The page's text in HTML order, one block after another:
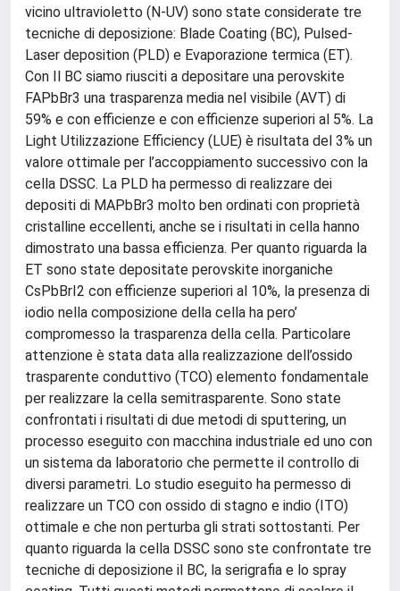
vicino ultravioletto (N-UV) sono state considerate tre
tecniche di deposizione: Blade Coating (BC), Pulsed-
Laser deposition (PLD) e Evaporazione termica (ET).
Con Il BC siamo riusciti a depositare una perovskite
FAPbBr3 una trasparenza media nel visibile (AVT) di
59% e con efficienze e con efficienze superiori al 5%. La
Light Utilizzazione Efficiency (LUE) è risultata del 3% un
valore ottimale per l’accoppiamento successivo con la
cella DSSC. La PLD ha permesso di realizzare dei
depositi di MAPbBr3 molto ben ordinati con proprietà
cristalline eccellenti, anche se i risultati in cella hanno
dimostrato una bassa efficienza. Per quanto riguarda la
ET sono state depositate perovskite inorganiche
CsPbBrI2 con efficienze superiori al 10%, la presenza di
iodio nella composizione della cella ha pero’
compromesso la trasparenza della cella. Particolare
attenzione è stata data alla realizzazione dell’ossido
trasparente conduttivo (TCO) elemento fondamentale
per realizzare la cella semitrasparente. Sono state
confrontati i risultati di due metodi di sputtering, un
processo eseguito con macchina industriale ed uno con
un sistema da laboratorio che permette il controllo di
diversi parametri. Lo studio eseguito ha permesso di
realizzare un TCO con ossido di stagno e indio (ITO)
ottimale e che non perturba gli strati sottostanti. Per
quanto riguarda la cella DSSC sono ste confrontate tre
tecniche di deposizione il BC, la serigrafia e lo spray